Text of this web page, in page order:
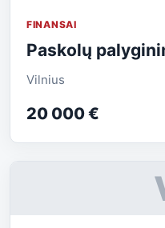
FINANSAI
Paskolų
Vilnius
20 000 €